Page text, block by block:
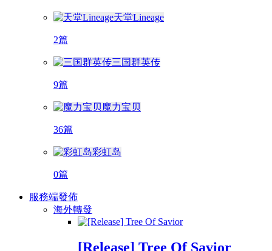
天堂Lineage
2篇
三国群英传
9篇
魔力宝贝
36篇
彩虹岛
0篇
服務端發佈
海外轉發
[Release] Tree Of Savior